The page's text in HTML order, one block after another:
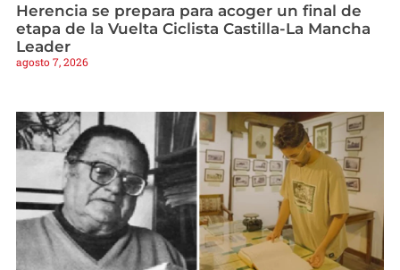
Herencia se prepara para acoger un final de
etapa de la Vuelta Ciclista Castilla-La Mancha
Leader
agosto 7, 2026